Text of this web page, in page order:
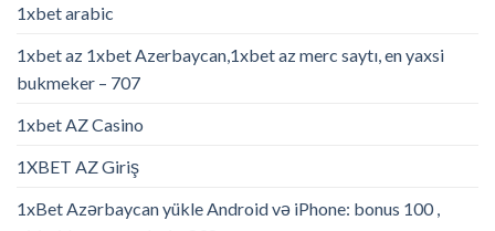
1xbet arabic
1xbet az 1xbet Azerbaycan,1xbet az merc saytı, en yaxsi
bukmeker – 707
1xbet AZ Casino
1XBET AZ Giriş
1xBet Azərbaycan yükle Android və iPhone: bonus 100 ,